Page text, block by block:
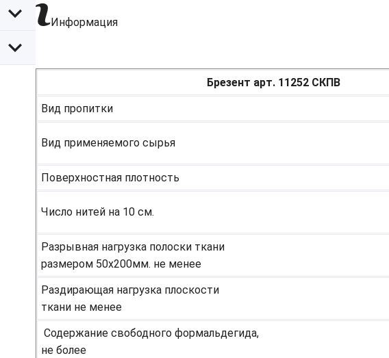
Информация
Брезент арт. 11252 СКПВ
Вид пропитки
Вид применяемого сырья
Поверхностная плотность
Число нитей на 10 см.
Разрывная нагрузка полоски ткани
размером 50х200мм. не менее
Раздирающая нагрузка плоскости
ткани не менее
Содержание свободного формальдегида,
не более